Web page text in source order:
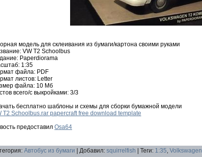
модель для склеивания из бумаги/картона своими руками
VW T2 Schoolbus
Paperdiorama
1:35
файла: PDF
листов: Letter
файла: 10 Мб
всего/с выкройками: 3/3
бесплатно шаблоны и схемы для сборки бумажной модели
T2 Schoolbus.rar papercraft free download template
предоставил Osa64
: Автобус из бумаги Добавил: squirrelfish Теги: 1:35, Volkswagen